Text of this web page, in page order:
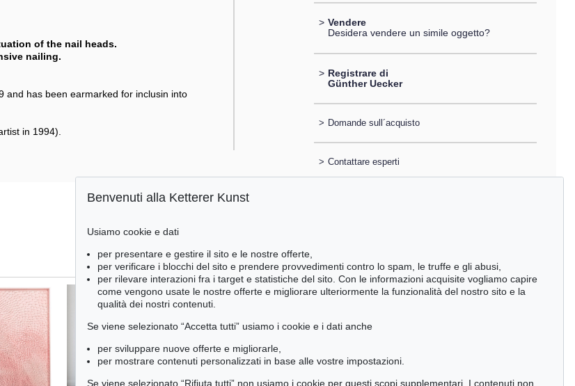
of the nail heads.
nailing.
and has been earmarked for inclusin into
in 1994).
> Vendere
Desidera vendere un simile oggetto?
> Registrare di
Günther Uecker
> Domande sull´acquisto
> Contattare esperti
Benvenuti alla Ketterer Kunst
Usiamo cookie e dati
per presentare e gestire il sito e le nostre offerte,
per verificare i blocchi del sito e prendere provvedimenti contro lo spam, le truffe e gli abusi,
per rilevare interazioni fra i target e statistiche del sito. Con le informazioni acquisite vogliamo capire
come vengono usate le nostre offerte e migliorare ulteriormente la funzionalità del nostro sito e la
qualità dei nostri contenuti.
Se viene selezionato “Accetta tutti” usiamo i cookie e i dati anche
per sviluppare nuove offerte e migliorarle,
per mostrare contenuti personalizzati in base alle vostre impostazioni.
Se viene selezionato “Rifiuta tutti” non usiamo i cookie per questi scopi supplementari. I contenuti non